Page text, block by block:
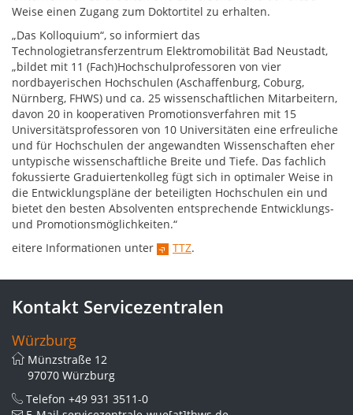
Weise einen Zugang zum Doktortitel zu erhalten.
„Das Kolloquium“, so informiert das
Technologietransferzentrum Elektromobilität Bad Neustadt,
„bildet mit 11 (Fach)Hochschulprofessoren von vier
nordbayerischen Hochschulen (Aschaffenburg, Coburg,
Nürnberg, FHWS) und ca. 25 wissenschaftlichen Mitarbeitern,
davon 20 in kooperativen Promotionsverfahren mit 15
Universitätsprofessoren von 10 Universitäten eine erfreuliche
und für Hochschulen der angewandten Wissenschaften eher
untypische wissenschaftliche Breite und Tiefe. Das fachlich
fokussierte Graduiertenkolleg fügt sich in optimaler Weise in
die Entwicklungspläne der beteiligten Hochschulen ein und
bietet den besten Absolventen entsprechende Entwicklungs-
und Promotionsmöglichkeiten.“
eitere Informationen unter
TTZ.
Kontakt Servicezentralen
Würzburg
Münzstraße 12
97070 Würzburg
Telefon +49 931 3511-0